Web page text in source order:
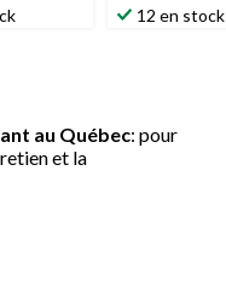
12 en stock
au Québec: pour
et la